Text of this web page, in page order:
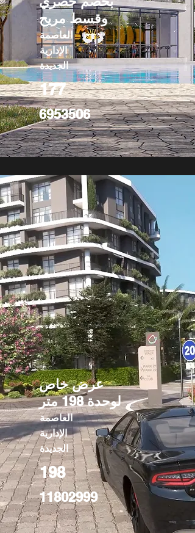
وقسط مريح
العاصمة
الإدارية
الجديدة
177
6953506
عرض خاص
لوحدة 198 متر
العاصمة
الإدارية
الجديدة
198
11802999